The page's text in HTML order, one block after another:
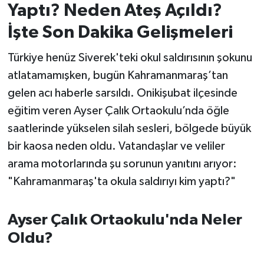
Yaptı? Neden Ateş Açıldı?
İşte Son Dakika Gelişmeleri
Türkiye henüz Siverek'teki okul saldırısının şokunu
atlatamamışken, bugün Kahramanmaraş’tan
gelen acı haberle sarsıldı. Onikişubat ilçesinde
eğitim veren Ayser Çalık Ortaokulu’nda öğle
saatlerinde yükselen silah sesleri, bölgede büyük
bir kaosa neden oldu. Vatandaşlar ve veliler
arama motorlarında şu sorunun yanıtını arıyor:
"Kahramanmaraş'ta okula saldırıyı kim yaptı?"
Ayser Çalık Ortaokulu'nda Neler
Oldu?
KÜLTÜR-SANAT
MAGAZİN
MANŞET
Resmi İlanlar